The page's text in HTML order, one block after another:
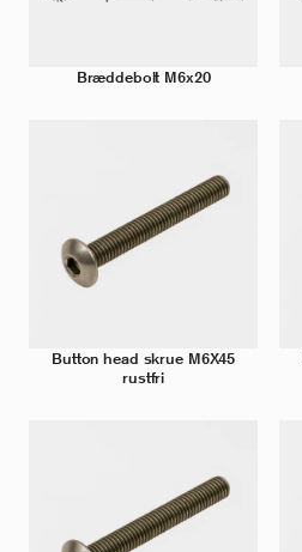
Bræddebolt M6x20
Button head skrue M6X45
rustfri